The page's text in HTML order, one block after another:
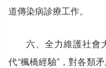
道傳染病診療工作。
六、全力維護社會
代“楓橋經驗”，對各類